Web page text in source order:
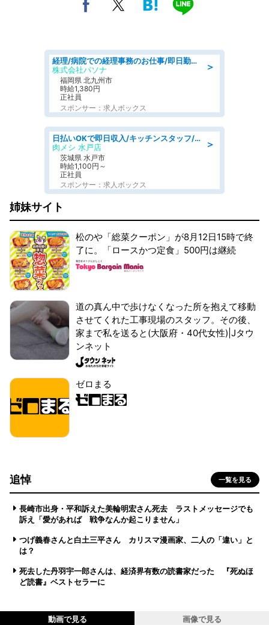
＞
経理/病院での経理事務のお仕事/即日勤務可/車通勤可/経理/一般事務
株式会社パソナ
福岡県 北九州市
時給1,380円
正社員
スポンサー：求人ボックス
＞
日払いOKで即日収入/キッチンスタッフ/デリバリー業務など、自己成長可能な幅広い仕事に挑戦!髪型自由&ピアス・ネイルOK/茨城県/水戸市
肉メシ 水戸店
茨城県 水戸市
時給1,100円～
正社員
スポンサー：求人ボックス
姉妹サイト
松のや「総菜クーポン」が8月12日15時で終
了に。「ロースかつ定食」500円は継続
道の真ん中で歩けなくなった所を抱えて移動
させてくれた工事現場のスタッフ。その後、
家まで私を送ると(大阪府・40代女性)|Jタウ
ンネット
ゼロまる
追悼 一覧を見る
長崎市出身・平和訴えた美輪明宏さん死去 ラストメッセージでも
訴え「愛があれば 戦争なんか起こりません」
つげ義春さんと白土三平さん カリスマ漫画家、二人の「違い」と
は？
死去した丹羽宇一郎さんは、経済界有数の読書家だった 『死ぬほ
ど読書』ベストセラーに
動画で見る 画像で見る